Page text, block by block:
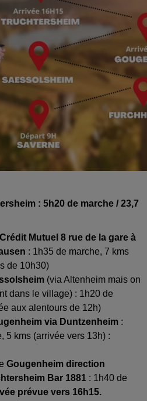
: 5h20 de marche / 23,7
Mutuel 8 rue de la gare à
: 1h35 de marche, 7 kms
de 10h30)
(via Altenheim mais on
dans le village) : 1h20 de
aux alentours de 12h)
via Duntzenheim :
5 kms (arrivée vers 13h) :
Gougenheim direction
Bar 1881 : 1h40 de
prévue vers 16h15.